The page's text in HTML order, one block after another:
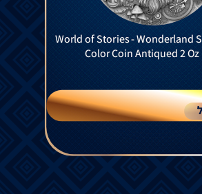
World of Stories - Wonderland
Color Coin Antiqued 2 Oz